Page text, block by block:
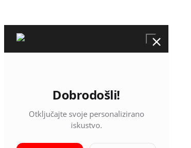
Dobrodošli!
Otključajte svoje personalizirano
iskustvo.